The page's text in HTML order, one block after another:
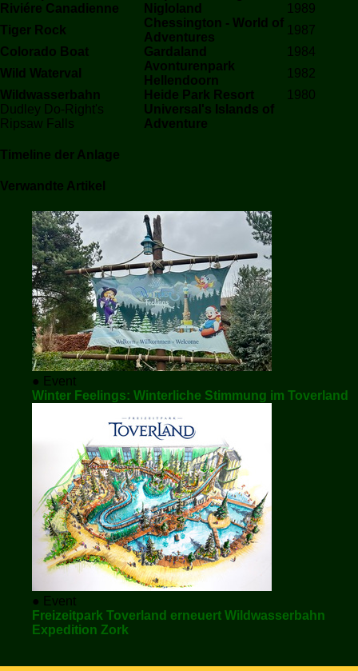
Riviére Canadienne
Nigloland
1989
Tiger Rock
Chessington - World of
Adventures
1987
Colorado Boat
Gardaland
1984
Wild Waterval
Avonturenpark
Hellendoorn
1982
Wildwasserbahn
Heide Park Resort
1980
Dudley Do-Right's
Ripsaw Falls
Universal's Islands of
Adventure
Timeline der Anlage
Verwandte Artikel
● Event
Winter Feelings: Winterliche Stimmung im Toverland
● Event
Freizeitpark Toverland erneuert Wildwasserbahn
Expedition Zork